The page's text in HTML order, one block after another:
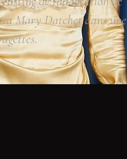
Mary Datchet dans une